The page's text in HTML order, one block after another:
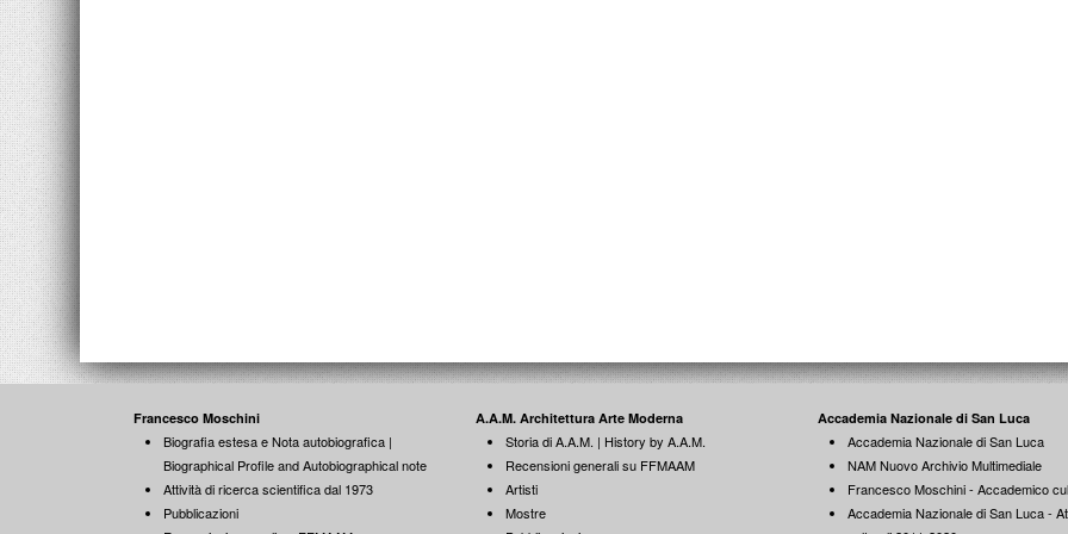
Francesco Moschini
Biografia estesa e Nota autobiografica |
Biographical Profile and Autobiographical note
Attività di ricerca scientifica dal 1973
Pubblicazioni
A.A.M. Architettura Arte Moderna
Storia di A.A.M. | History by A.A.M.
Recensioni generali su FFMAAM
Artisti
Mostre
Accademia Nazionale di San Luca
Accademia Nazionale di San Luca
NAM Nuovo Archivio Multimediale
Francesco Moschini - Accademico
Accademia Nazionale di San Luca -